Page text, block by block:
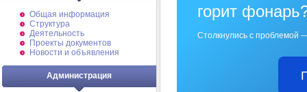
Общая информация
Структура
Деятельность
Проекты документов
Новости и объявления
Администрация
горит
Столкнулись с проблемой